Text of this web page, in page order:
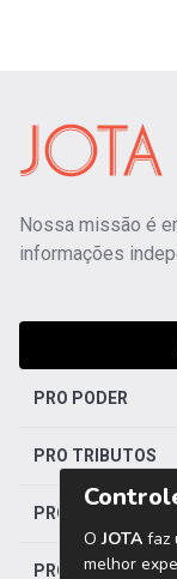
Nossa missão é
informações
PRO PODER
PRO TRIBUTOS
PRO TRABALHISTA
PRO SAÚDE